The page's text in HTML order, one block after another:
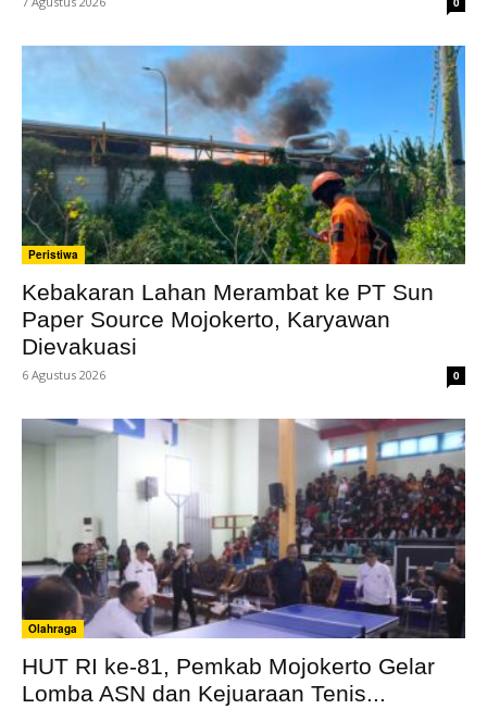
Peristiwa
Kebakaran Lahan Merambat ke PT Sun
Paper Source Mojokerto, Karyawan
Dievakuasi
6 Agustus 2026 0
Olahraga
HUT RI ke-81, Pemkab Mojokerto Gelar
Lomba ASN dan Kejuaraan Tenis...